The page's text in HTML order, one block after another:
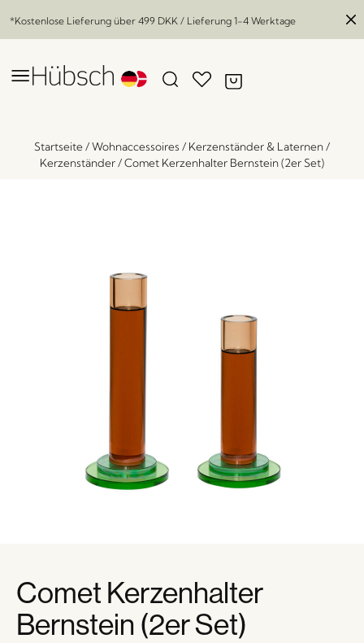
*Kostenlose Lieferung über 499 DKK / Lieferung 1-4 Werktage
Startseite/Wohnaccessoires / Kerzenständer & Laternen/
Kerzenständer/Comet Kerzenhalter Bernstein (2er Set)
Comet Kerzenhalter
Bernstein (2er Set)